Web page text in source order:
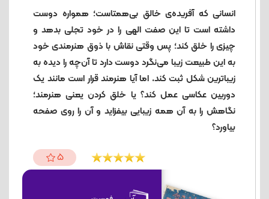
انسانی که آفریده‌ی خالق بی‌همتاست؛ همواره دوست
داشته است تا این صفت الهی را در خود تجلی بدهد و
چیزی را خلق کند؛ پس وقتی نقاش با ذوق هنرمندی خود
به این طبیعت زیبا می‌نگرد دوست دارد تا آن‌چه را دیده به
زیباترین شکل ثبت کند. اما آیا هنرمند قرار است مانند یک
دوربین عکاسی عمل کند؟ یا خلق کردن یعنی هنرمند؛
نگاهش را به آن‌ همه زیبایی بیفزاید و آن را روی صفحه
بیاورد؟
5